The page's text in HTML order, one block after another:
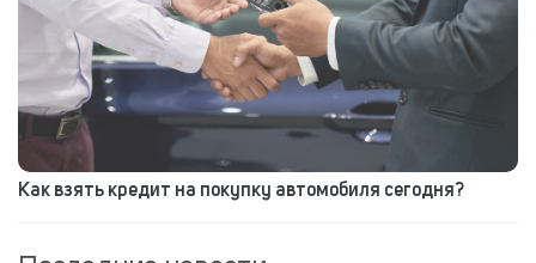
Как взять кредит на покупку автомобиля сегодня?